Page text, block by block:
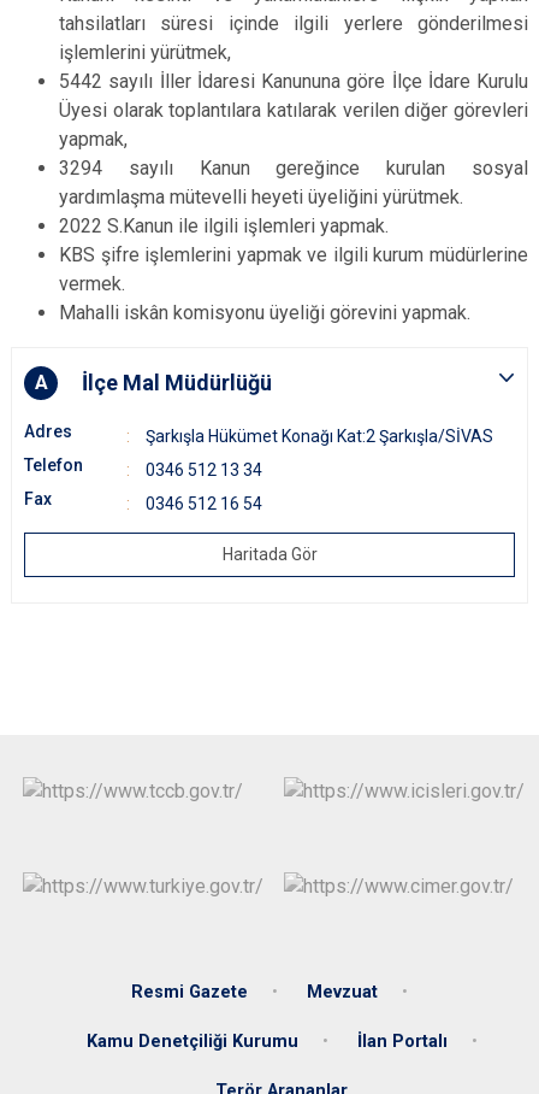
tahsilatları süresi içinde ilgili yerlere gönderilmesi
işlemlerini yürütmek,
5442 sayılı İller İdaresi Kanununa göre İlçe İdare Kurulu
Üyesi olarak toplantılara katılarak verilen diğer görevleri
yapmak,
3294 sayılı Kanun gereğince kurulan sosyal
yardımlaşma mütevelli heyeti üyeliğini yürütmek.
2022 S.Kanun ile ilgili işlemleri yapmak.
KBS şifre işlemlerini yapmak ve ilgili kurum müdürlerine
vermek.
Mahalli iskân komisyonu üyeliği görevini yapmak.
A İlçe Mal Müdürlüğü
Adres
Şarkışla Hükümet Konağı Kat:2 Şarkışla/SİVAS
Telefon
0346 512 13 34
Fax
0346 512 16 54
Haritada Gör
Resmi Gazete Mevzuat
Kamu Denetçiliği Kurumu İlan Portalı